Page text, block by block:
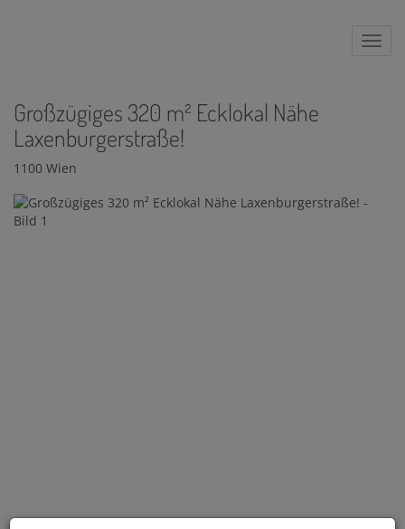
Großzügiges 320 m² Ecklokal Nähe
Laxenburgerstraße!
1100 Wien